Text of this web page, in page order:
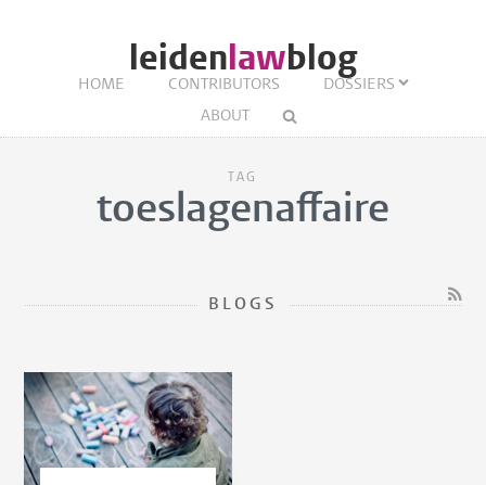
leidenlawblog
HOME CONTRIBUTORS
DOSSIERS
ABOUT
TAG
toeslagenaffaire
BLOGS